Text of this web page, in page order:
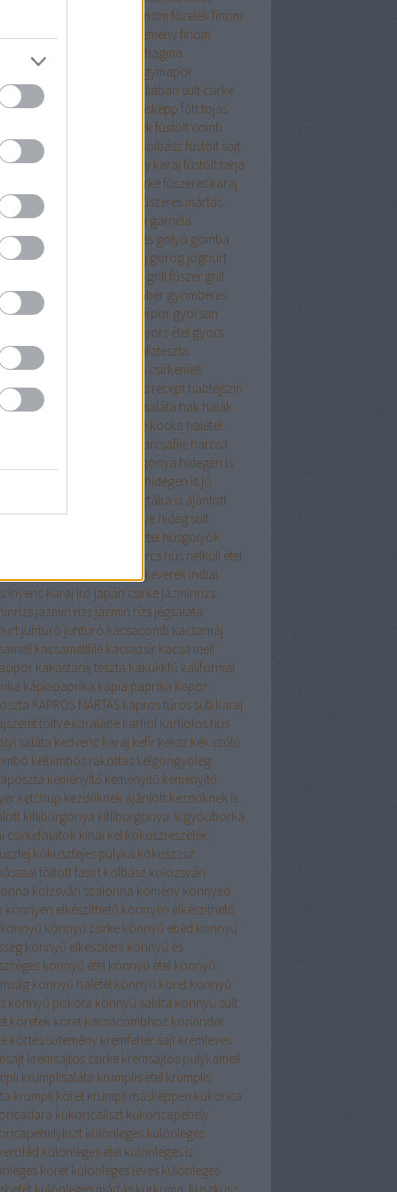
finom főzelék finom
finom panir finom sütemény finom
fodros kocka
fokhagma
fokhagymapor
fóliában sült csirke
csirke
főtt hús másképp főtt tojás
friss fűszerek füstölt comb
hús
füstölt karaj füstölt kolbász füstölt sajt
sonka
füstölt sonka vagy karaj füstölt tarja
fűszeres csirkefűszeres karaj
krumpli
fűszeres mártás
galuska garnéla
finomság
gesztenyés golyó gomba
göngyölt karaj görög joghurt
grill fúszer grill
gyömbér gyömbéres
gyömbérlekvár gyömbérpor gyorsan
gyors étel gyors
gyros fűszerkeverék
gyufatészta
csirke
gyümölcsös csirkemell
muffin
gyümölcsös recept habtejszin
hagymaleves hagymasaláta hak halak
halászlé kocka halétel
harcsafilé harcsa
Hasselbach burgonya hidegen is
hidegen is jó
hidegtálra is ajánlott
kiváló
hideg pecsenye hideg sült
húsétel húsgolyók
hústekercs hús nélküli étel
indiai fűszerkeverék indiai
inyenc karaj író japán csirke jázminrízs
jázmin rizs jázmin rízs jégsaláta
juhtúró juhturó kacsacomb kacsamáj
kacsamellfilé kacsazsír kacsa mell
kakastaréj tészta kakukkfű kaliforniai
kápiapaprika kápia paprika kapor
KAPROS MÁRTÁS kapros túrós süti karaj
töltve karalábé karfiol karfiolos hús
saláta kedvenc karaj kefír keksz kék szőlő
kelbimbós rakottas kelgöngyöleg
keményÍtő keményitő keményítő
ketchup kezdőknek ajánlott kezdőknek is
kifliburgonya kifliburgonya. kigyóuborka
csirkefalatok kinai kel kókuszreszelék
kókusztejes pulyka kókuszzsír
töltött fasirt kolbász kolozsvári
kolzsvári szalonna kömény könnyed
könnyen elkészíthető könnyen elkészíthető
könnyű könnyű csirke könnyű ebéd könnyű
könnyű elkészíteni könnyű és
könnyű étel könnyü étel könnyű
könnyű halétel könnyű köret könnyű
könnyű piskóta könnyű saláta könnyű sült
köretek köret kacsacombhoz koriander
körtés sütemény krémfehér sajt krémleves
krémsajtos csirke krémsajtos pulykamell
krumplisaláta krumplis étel krumplis
krumpli köret krumpli másképpen kukorica
kukoricaliszt kukoricapehely
különleges különleges
különleges étel különleges íz
köret különleges leves különleges